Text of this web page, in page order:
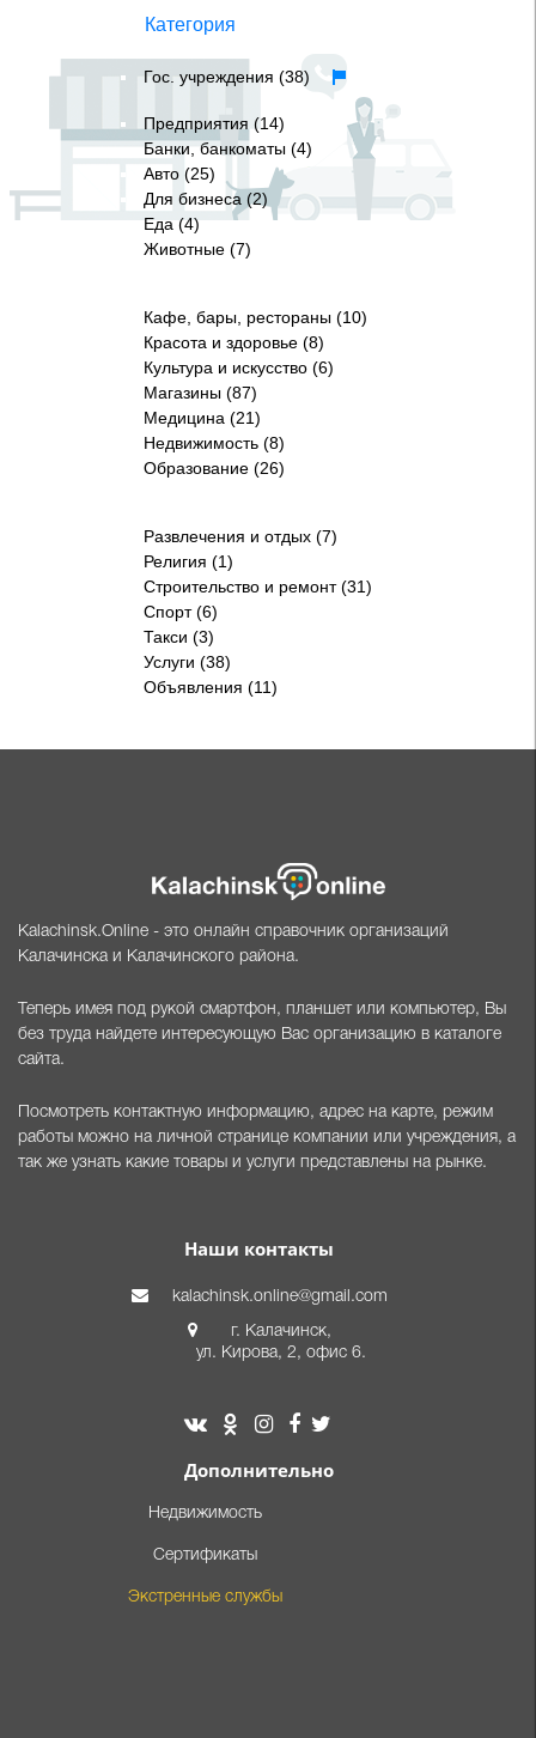
Категория
Гос. учреждения (38)
Предприятия (14)
Банки, банкоматы (4)
Авто (25)
Для бизнеса (2)
Еда (4)
Животные (7)
Кафе, бары, рестораны (10)
Красота и здоровье (8)
Культура и искусство (6)
Магазины (87)
Медицина (21)
Недвижимость (8)
Образование (26)
Развлечения и отдых (7)
Религия (1)
Строительство и ремонт (31)
Спорт (6)
Такси (3)
Услуги (38)
Объявления (11)
Kalachinsk.Online - это онлайн справочник организаций
Калачинска и Калачинского района.
Теперь имея под рукой смартфон, планшет или компьютер, Вы
без труда найдете интересующую Вас организацию в каталоге
сайта.
Посмотреть контактную информацию, адрес на карте, режим
работы можно на личной странице компании или учреждения, а
так же узнать какие товары и услуги представлены на рынке.
Наши контакты
kalachinsk.online@gmail.com
г. Калачинск,
ул. Кирова, 2, офис 6.
Дополнительно
Недвижимость
Сертификаты
Экстренные службы